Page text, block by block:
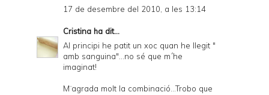
17 de desembre del 2010, a les 13:14
Cristina ha dit...
Al principi he patit un xoc quan he llegit "
amb sanguina"...no sé que m´he
imaginat!
M¨agrada molt la combinació...Trobo que